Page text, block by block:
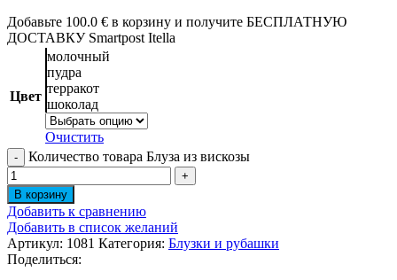
Добавьте 100.0 € в корзину и получите БЕСПЛАТНУЮ
ДОСТАВКУ Smartpost Itella
Цвет
молочный
пудра
терракот
шоколад
Очистить
Количество товара Блуза из вискозы
В корзину
Добавить к сравнению
Добавить в список желаний
Артикул: 1081 Категория: Блузки и рубашки
Поделиться: